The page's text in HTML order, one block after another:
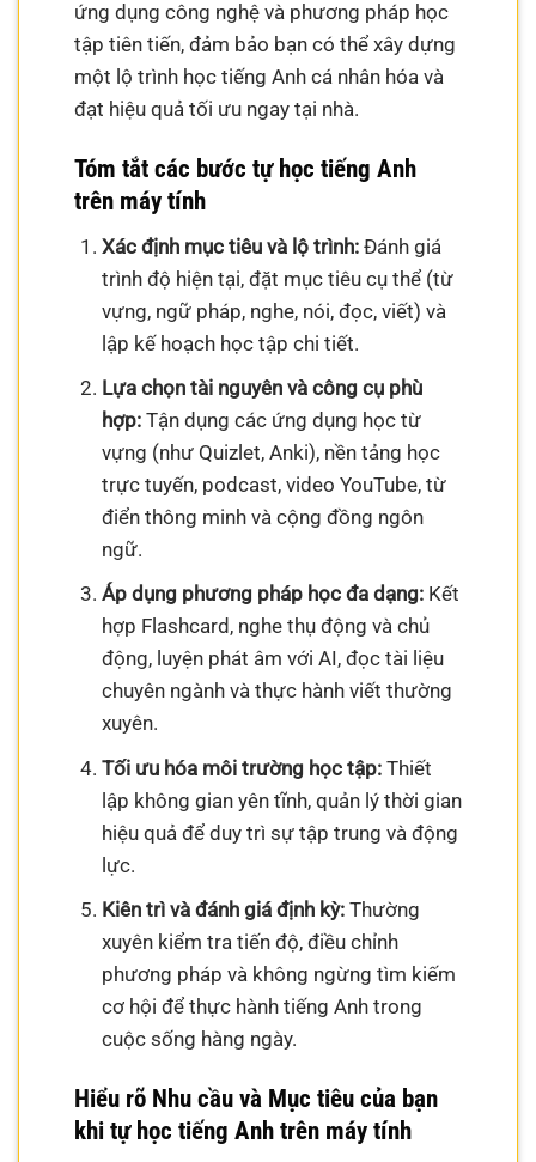
ứng dụng công nghệ và phương pháp học
tập tiên tiến, đảm bảo bạn có thể xây dựng
một lộ trình học tiếng Anh cá nhân hóa và
đạt hiệu quả tối ưu ngay tại nhà.
Tóm tắt các bước tự học tiếng Anh
trên máy tính
Xác định mục tiêu và lộ trình:Đánh giá
trình độ hiện tại, đặt mục tiêu cụ thể (từ
vựng, ngữ pháp, nghe, nói, đọc, viết) và
lập kế hoạch học tập chi tiết.
Lựa chọn tài nguyên và công cụ phù
hợp:Tận dụng các ứng dụng học từ
vựng (như Quizlet, Anki), nền tảng học
trực tuyến, podcast, video YouTube, từ
điển thông minh và cộng đồng ngôn
ngữ.
Áp dụng phương pháp học đa dạng:Kết
hợp Flashcard, nghe thụ động và chủ
động, luyện phát âm với AI, đọc tài liệu
chuyên ngành và thực hành viết thường
xuyên.
Tối ưu hóa môi trường học tập:Thiết
lập không gian yên tĩnh, quản lý thời gian
hiệu quả để duy trì sự tập trung và động
lực.
Kiên trì và đánh giá định kỳ:Thường
xuyên kiểm tra tiến độ, điều chỉnh
phương pháp và không ngừng tìm kiếm
cơ hội để thực hành tiếng Anh trong
cuộc sống hàng ngày.
Hiểu rõ Nhu cầu và Mục tiêu của bạn
khi tự học tiếng Anh trên máy tính